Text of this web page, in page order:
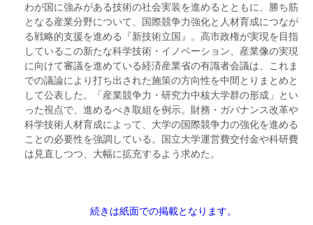
わが国に強みがある技術の社会実装を進めるとともに、勝ち筋
となる産業分野について、国際競争力強化と人材育成につなが
る戦略的支援を進める『新技術立国』。高市政権が実現を目指
しているこの新たな科学技術・イノベーション、産業像の実現
に向けて審議を進めている経済産業省の有識者会議は、これま
での議論により打ち出された施策の方向性を中間とりまとめと
して公表した。「産業競争力・研究力中核大学群の形成」とい
った視点で、進めるべき取組を例示。財務・ガバナンス改革や
科学技術人材育成によって、大学の国際競争力の強化を進める
ことの必要性を強調している。国立大学運営費交付金や科研費
は見直しつつ、大幅に拡充するよう求めた。
続きは紙面での掲載となります。